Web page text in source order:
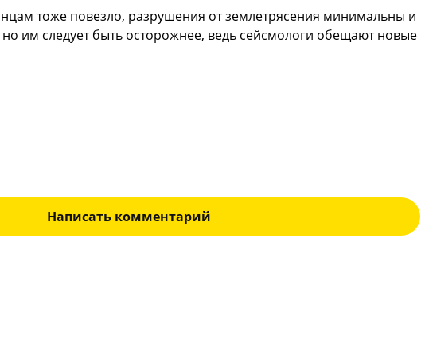
тоже повезло, разрушения от землетрясения минимальны и
им следует быть осторожнее, ведь сейсмологи обещают новые
Написать комментарий